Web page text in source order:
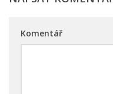
Komentář